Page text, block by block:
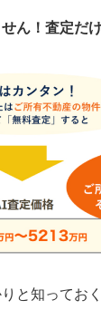
ん！査定だ
と知ってお